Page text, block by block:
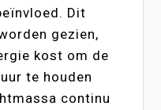
Dit
gezien,
kost om de
te houden
continu